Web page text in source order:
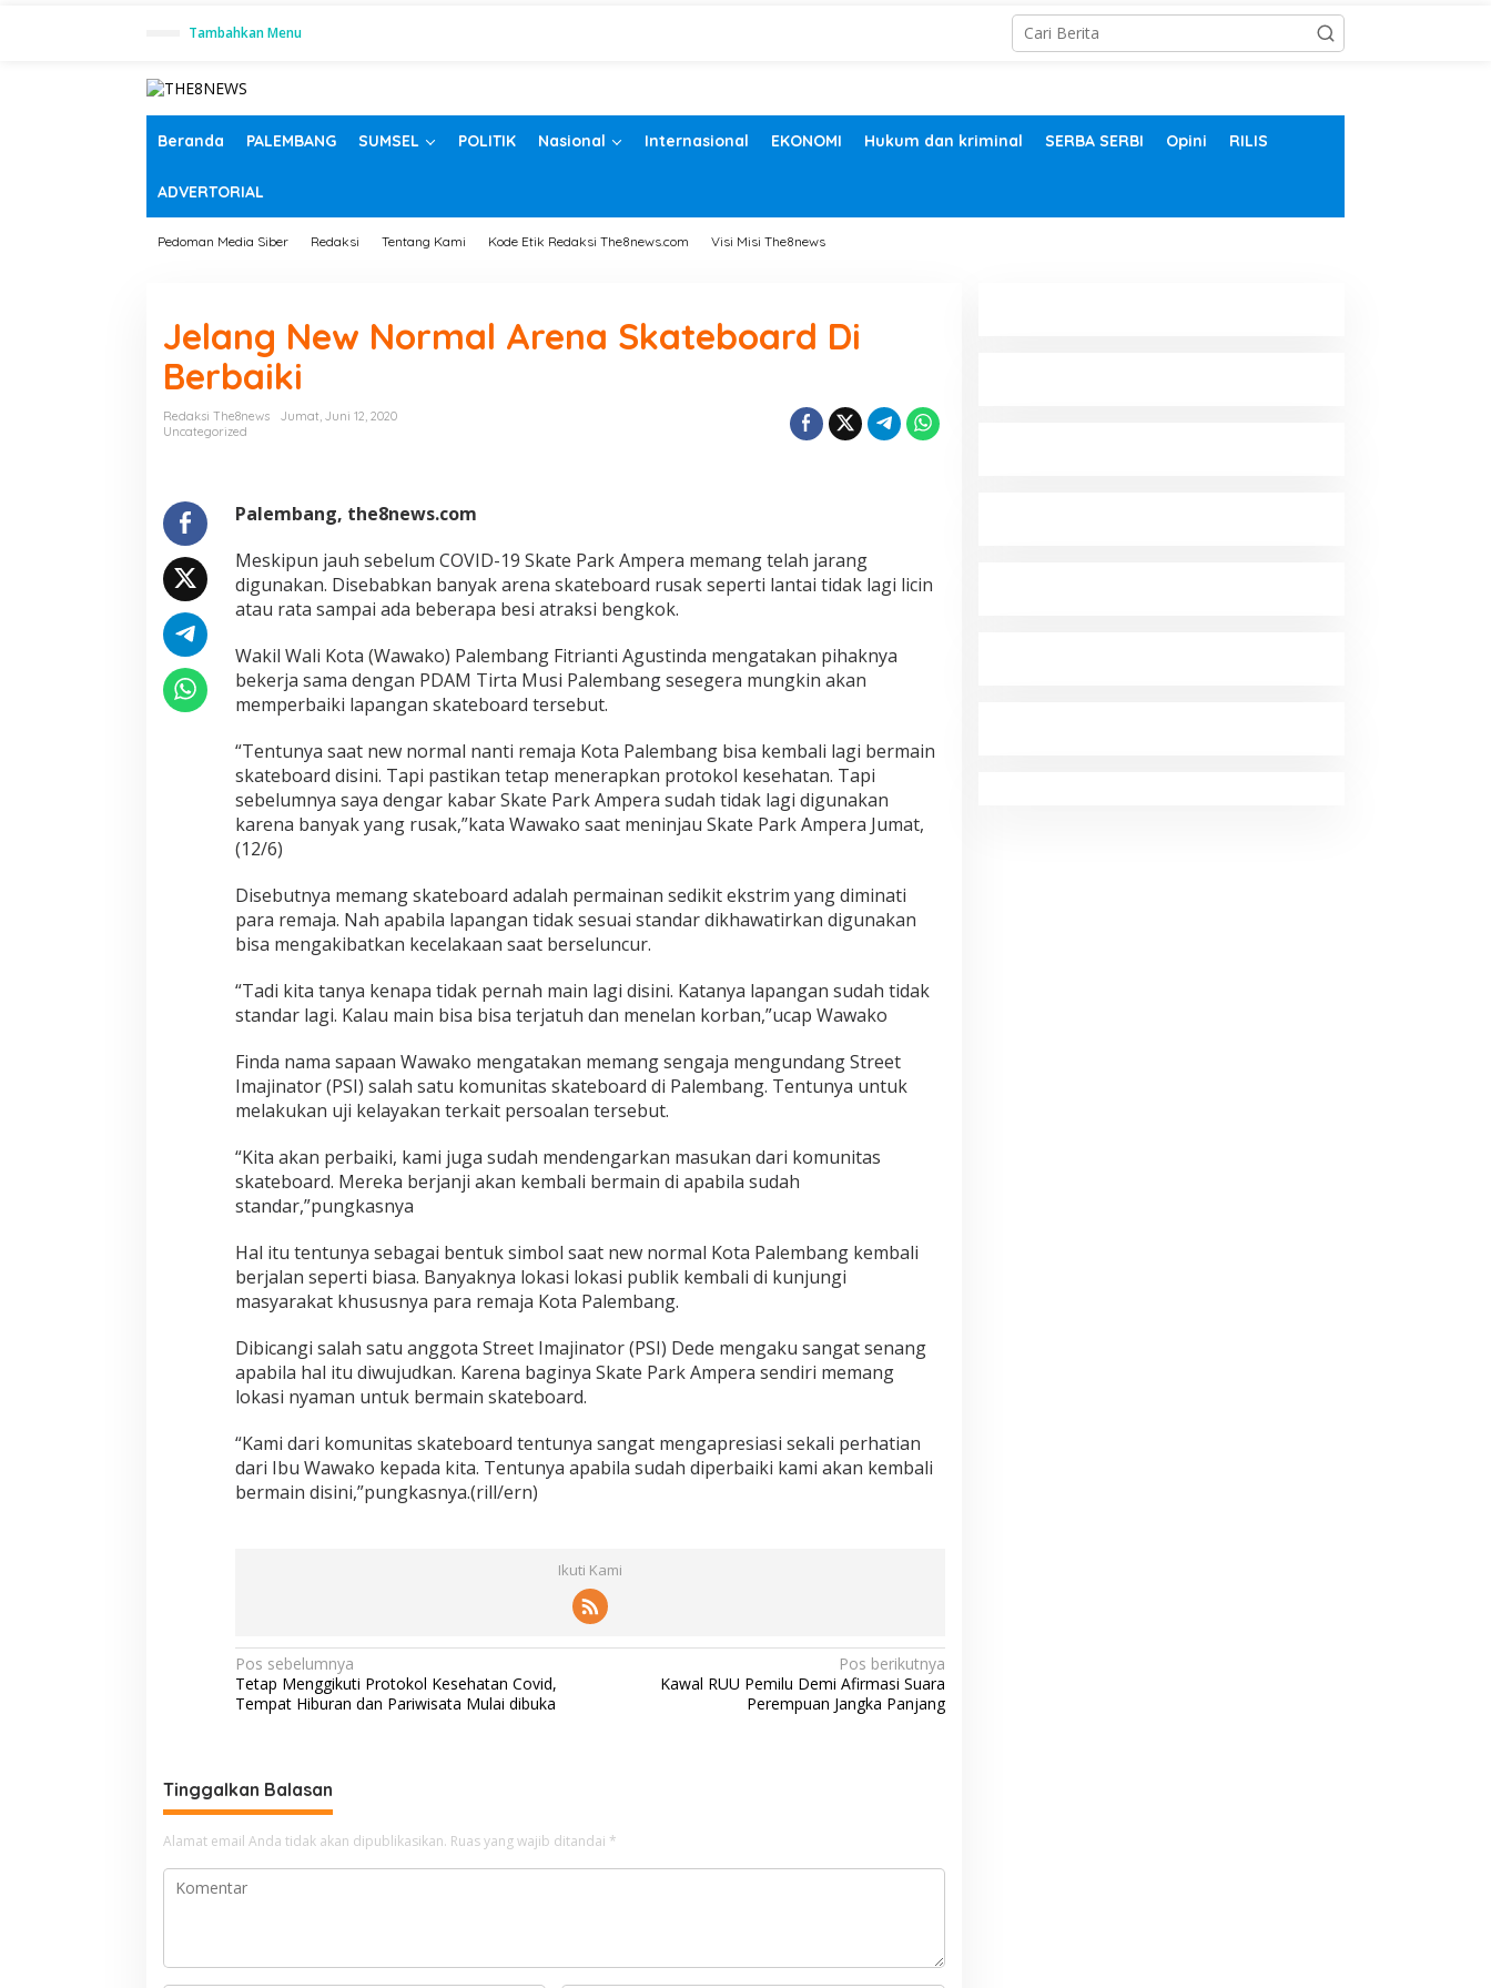
Tambahkan Menu
Beranda PALEMBANG SUMSEL POLITIK Nasional Internasional EKONOMI Hukum dan kriminal SERBA SERBI Opini RILIS
ADVERTORIAL
Pedoman Media Siber Redaksi Tentang Kami Kode Etik Redaksi The8news.com Visi Misi The8news
Jelang New Normal Arena Skateboard Di
Berbaiki
Redaksi The8news
Jumat, Juni 12, 2020
Uncategorized
Palembang, the8news.com
Meskipun jauh sebelum COVID-19 Skate Park Ampera memang telah jarang
digunakan. Disebabkan banyak arena skateboard rusak seperti lantai tidak lagi licin
atau rata sampai ada beberapa besi atraksi bengkok.
Wakil Wali Kota (Wawako) Palembang Fitrianti Agustinda mengatakan pihaknya
bekerja sama dengan PDAM Tirta Musi Palembang sesegera mungkin akan
memperbaiki lapangan skateboard tersebut.
“Tentunya saat new normal nanti remaja Kota Palembang bisa kembali lagi bermain
skateboard disini. Tapi pastikan tetap menerapkan protokol kesehatan. Tapi
sebelumnya saya dengar kabar Skate Park Ampera sudah tidak lagi digunakan
karena banyak yang rusak,”kata Wawako saat meninjau Skate Park Ampera Jumat,
(12/6)
Disebutnya memang skateboard adalah permainan sedikit ekstrim yang diminati
para remaja. Nah apabila lapangan tidak sesuai standar dikhawatirkan digunakan
bisa mengakibatkan kecelakaan saat berseluncur.
“Tadi kita tanya kenapa tidak pernah main lagi disini. Katanya lapangan sudah tidak
standar lagi. Kalau main bisa bisa terjatuh dan menelan korban,”ucap Wawako
Finda nama sapaan Wawako mengatakan memang sengaja mengundang Street
Imajinator (PSI) salah satu komunitas skateboard di Palembang. Tentunya untuk
melakukan uji kelayakan terkait persoalan tersebut.
“Kita akan perbaiki, kami juga sudah mendengarkan masukan dari komunitas
skateboard. Mereka berjanji akan kembali bermain di apabila sudah
standar,”pungkasnya
Hal itu tentunya sebagai bentuk simbol saat new normal Kota Palembang kembali
berjalan seperti biasa. Banyaknya lokasi lokasi publik kembali di kunjungi
masyarakat khususnya para remaja Kota Palembang.
Dibicangi salah satu anggota Street Imajinator (PSI) Dede mengaku sangat senang
apabila hal itu diwujudkan. Karena baginya Skate Park Ampera sendiri memang
lokasi nyaman untuk bermain skateboard.
“Kami dari komunitas skateboard tentunya sangat mengapresiasi sekali perhatian
dari Ibu Wawako kepada kita. Tentunya apabila sudah diperbaiki kami akan kembali
bermain disini,”pungkasnya.(rill/ern)
Ikuti Kami
N
a
g
a
s
i
s
Pos sebelumnya
Tetap Menggikuti Protokol Kesehatan Covid,
Tempat Hiburan dan Pariwisata Mulai dibuka
Pos berikutnya
Kawal RUU Pemilu Demi Afirmasi Suara
Perempuan Jangka Panjang
Tinggalkan Balasan
Alamat email Anda tidak akan dipublikasikan. Ruas yang wajib ditandai *